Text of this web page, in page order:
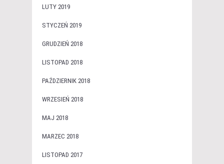
LUTY 2019
STYCZEŃ 2019
GRUDZIEŃ 2018
LISTOPAD 2018
PAŹDZIERNIK 2018
WRZESIEŃ 2018
MAJ 2018
MARZEC 2018
LISTOPAD 2017